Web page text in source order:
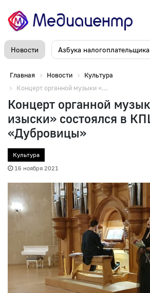
Новости Азбука налогоплательщика
Главная Новости
Культура
Концерт органной музыки «...
Концерт органной
изыски» состоялся в
«Дубровицы»
Культура
16 ноября 2021